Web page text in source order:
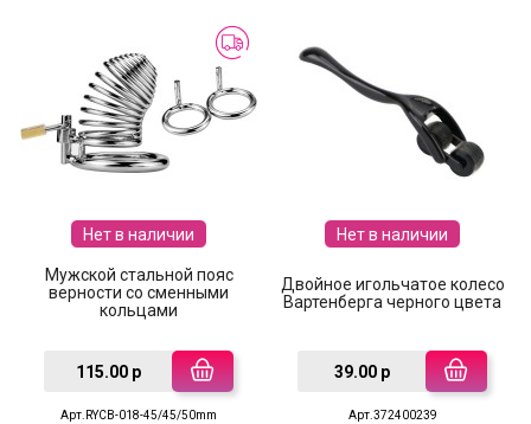
Нет в наличии
Мужской стальной пояс
верности со сменными
кольцами
115.00 р
Арт.RYCB-018-45/45/50mm
Нет в наличии
Двойное игольчатое колесо
Вартенберга черного цвета
39.00 р
Арт.372400239